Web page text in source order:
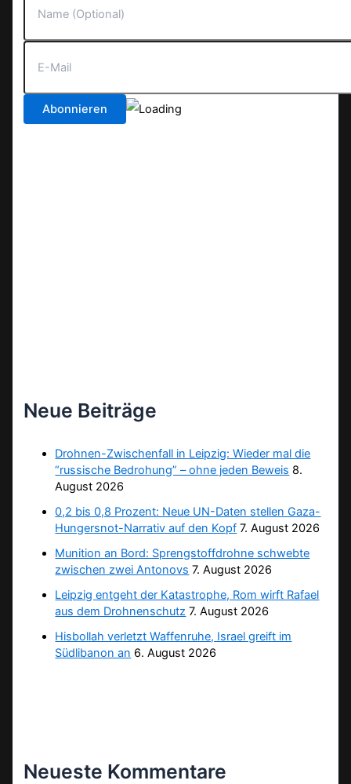
Neue Beiträge
Drohnen-Zwischenfall in Leipzig: Wieder mal die
“russische Bedrohung” – ohne jeden Beweis 8.
August 2026
0,2 bis 0,8 Prozent: Neue UN-Daten stellen Gaza-
Hungersnot-Narrativ auf den Kopf 7. August 2026
Munition an Bord: Sprengstoffdrohne schwebte
zwischen zwei Antonovs 7. August 2026
Leipzig entgeht der Katastrophe, Rom wirft Rafael
aus dem Drohnenschutz 7. August 2026
Hisbollah verletzt Waffenruhe, Israel greift im
Südlibanon an 6. August 2026
Neueste Kommentare